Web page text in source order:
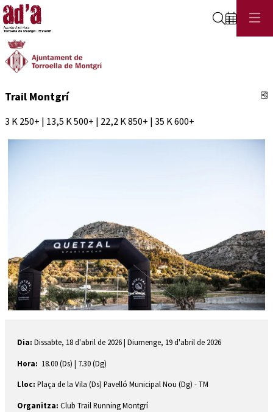
Cerca
Trail Montgrí
3 K 250+ | 13,5 K 500+ | 22,2 K 850+ | 35 K 600+
Dia: Dissabte, 18 d'abril de 2026 | Diumenge, 19 d'abril de 2026
Hora: 18.00 (Ds) | 7.30 (Dg)
Lloc: Plaça de la Vila (Ds) Pavelló Municipal Nou (Dg) - TM
Organitza: Club Trail Running Montgrí